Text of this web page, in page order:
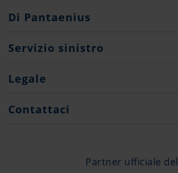
Di Pantaenius
Gruppo Pantaenius
Press
Servizio sinistro
Cosa fare
Legale
Note Legali
Contattaci
Partner ufficiale del